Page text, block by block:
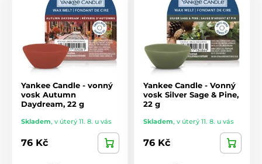
Yankee Candle - vonný
vosk Autumn
Daydream, 22 g
Skladem, v úterý 11. 8. u vás
76 Kč
Yankee Candle - Vonný
vosk Silver Sage & Pine,
22 g
Skladem, v úterý 11. 8. u vás
76 Kč